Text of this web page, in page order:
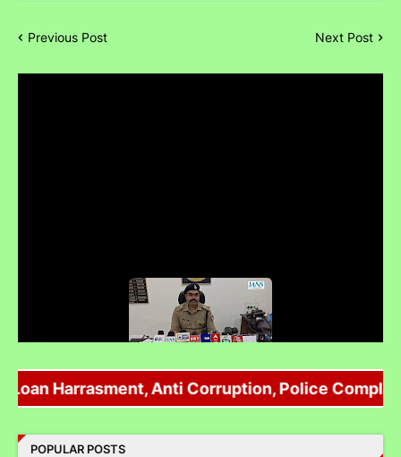
Previous Post Next Post
Harrasment, Anti Corruption, Police
POPULAR POSTS